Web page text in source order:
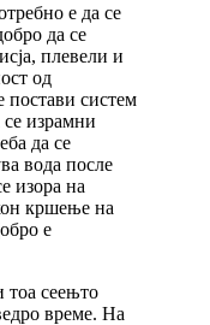
е да се
да се
плевели и
од
постави систем
израмни
да се
вода после
изора на
кршење на
е
тоа сеењто
време. На